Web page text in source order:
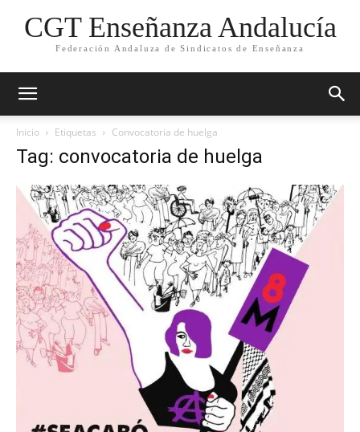
CGT Enseñanza Andalucía
Federación Andaluza de Sindicatos de Enseñanza
Inicio Etiquetas Convocatoria de huelga
Tag: convocatoria de huelga